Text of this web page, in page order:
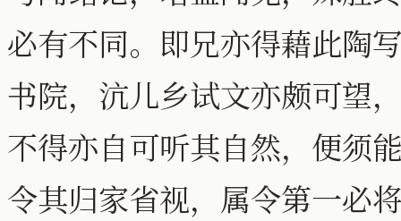
必有不同。即兄亦得藉此陶
书院，沆儿乡试文亦颇可望
不得亦自可听其自然，便须
令其归家省视，属令第一必